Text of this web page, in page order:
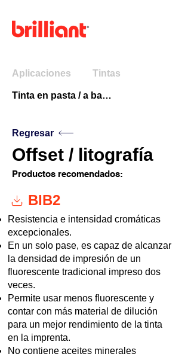
Aplicaciones Tintas
Tinta en pasta / a base de aceite
Regresar
Offset / litografía
Productos recomendados:
BIB2
Resistencia e intensidad cromáticas
excepcionales.
En un solo pase, es capaz de alcanzar
la densidad de impresión de un
fluorescente tradicional impreso dos
veces.
Permite usar menos fluorescente y
contar con más material de dilución
para un mejor rendimiento de la tinta
en la imprenta.
No contiene aceites minerales